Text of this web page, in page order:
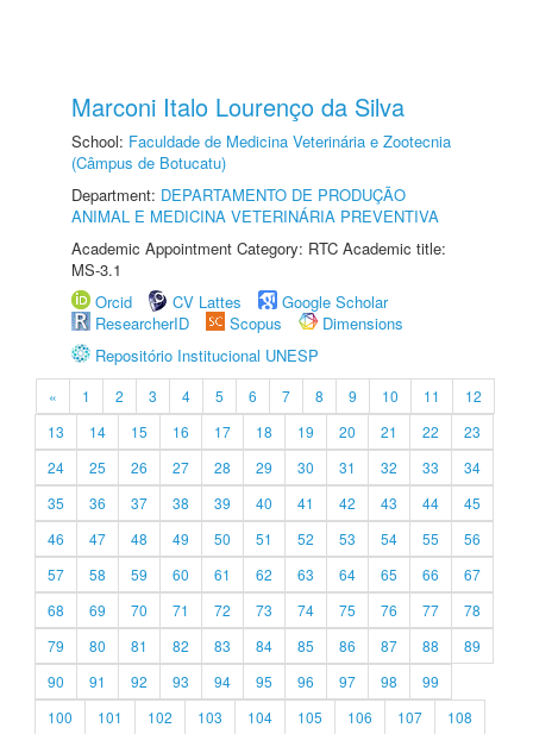
Marconi Italo Lourenço da Silva
School: Faculdade de Medicina Veterinária e Zootecnia
(Câmpus de Botucatu)
Department: DEPARTAMENTO DE PRODUÇÃO
ANIMAL E MEDICINA VETERINÁRIA PREVENTIVA
Academic Appointment Category: RTC Academic title:
MS-3.1
Orcid
CV Lattes
Google Scholar
ResearcherID
Scopus
Dimensions
Repositório Institucional UNESP
« 1 2 3 4 5 6 7 8 9 10 11
12
13
14 15 16 17 18 19 20 21 22
23
24
25 26 27 28 29 30 31 32 33
34
35
36 37 38 39 40 41 42 43 44
45
46
47 48 49 50 51 52 53 54 55
56
57
58 59 60 61 62 63 64 65 66
67
68
69 70 71 72 73 74 75 76 77
78
79
80 81 82 83 84 85 86 87 88
89
90
91 92 93 94 95 96 97 98
99
100
101 102 103 104 105 106 107
108